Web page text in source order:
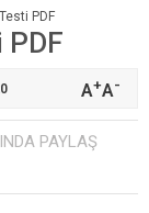
PDF
PDF
A+A-
PAYLAŞ